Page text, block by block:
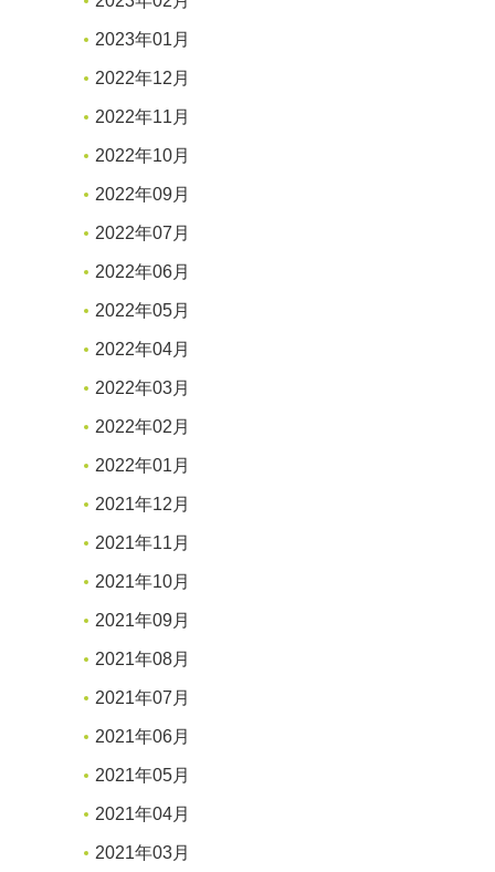
2023年01月
2022年12月
2022年11月
2022年10月
2022年09月
2022年07月
2022年06月
2022年05月
2022年04月
2022年03月
2022年02月
2022年01月
2021年12月
2021年11月
2021年10月
2021年09月
2021年08月
2021年07月
2021年06月
2021年05月
2021年04月
2021年03月